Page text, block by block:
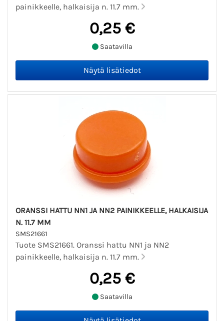
painikkeelle, halkaisija n. 11.7 mm.
0,25 €
Saatavilla
ORANSSI HATTU NN1 JA NN2 PAINIKKEELLE, HALKAISIJA
N. 11.7 MM
SMS21661
Tuote SMS21661. Oranssi hattu NN1 ja NN2
painikkeelle, halkaisija n. 11.7 mm.
0,25 €
Saatavilla